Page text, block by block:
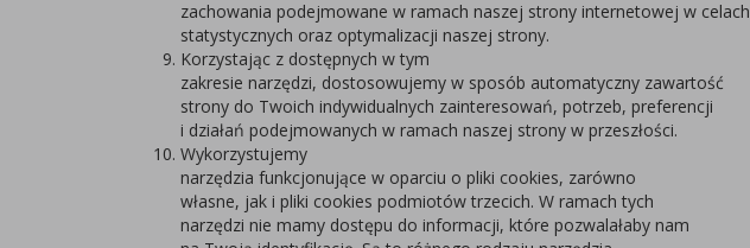
zachowania podejmowane w ramach naszej strony internetowej w celach
statystycznych oraz optymalizacji naszej strony.
Korzystając z dostępnych w tym
zakresie narzędzi, dostosowujemy w sposób automatyczny zawartość
strony do Twoich indywidualnych zainteresowań, potrzeb, preferencji
i działań podejmowanych w ramach naszej strony w przeszłości.
Wykorzystujemy
narzędzia funkcjonujące w oparciu o pliki cookies, zarówno
własne, jak i pliki cookies podmiotów trzecich. W ramach tych
narzędzi nie mamy dostępu do informacji, które pozwalałaby nam